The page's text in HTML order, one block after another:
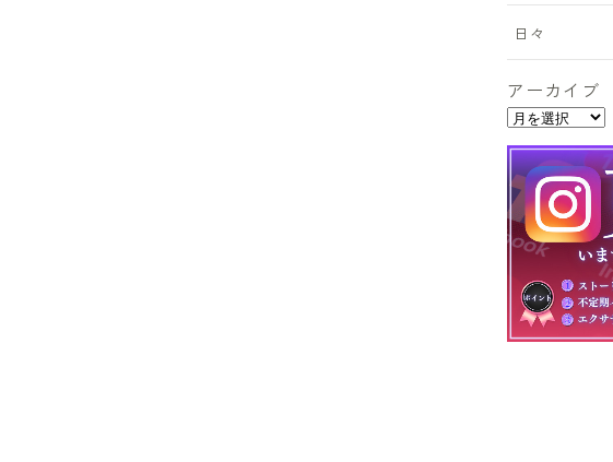
日々
アーカイブ
ア
ー
カ
イ
ブ